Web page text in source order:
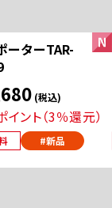
ーターTAR-
(税込)
ント（3％還元）
#新品